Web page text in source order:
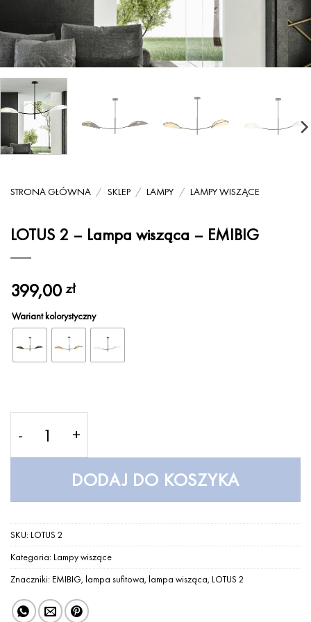
STRONA GŁÓWNA / SKLEP / LAMPY / LAMPY WISZĄCE
LOTUS 2 – Lampa wisząca – EMIBIG
399,00zł
Wariant kolorystyczny
DODAJ DO KOSZYKA
SKU: LOTUS 2
Kategoria: Lampy wiszące
Znaczniki: EMIBIG, lampa sufitowa, lampa wisząca, LOTUS 2